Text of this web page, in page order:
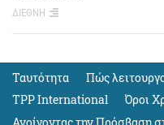
ΔΙΕΘΝΗ
Ταυτότητα Πώς
TPP International
Όροι